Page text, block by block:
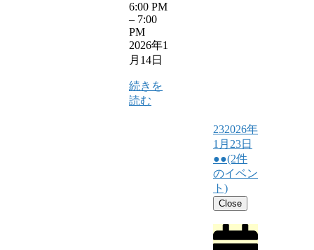
6:00 PM
– 7:00
PM
2026年1
月14日
続きを
読む
232026年
1月23日
●●(2件
のイベン
ト)
Close